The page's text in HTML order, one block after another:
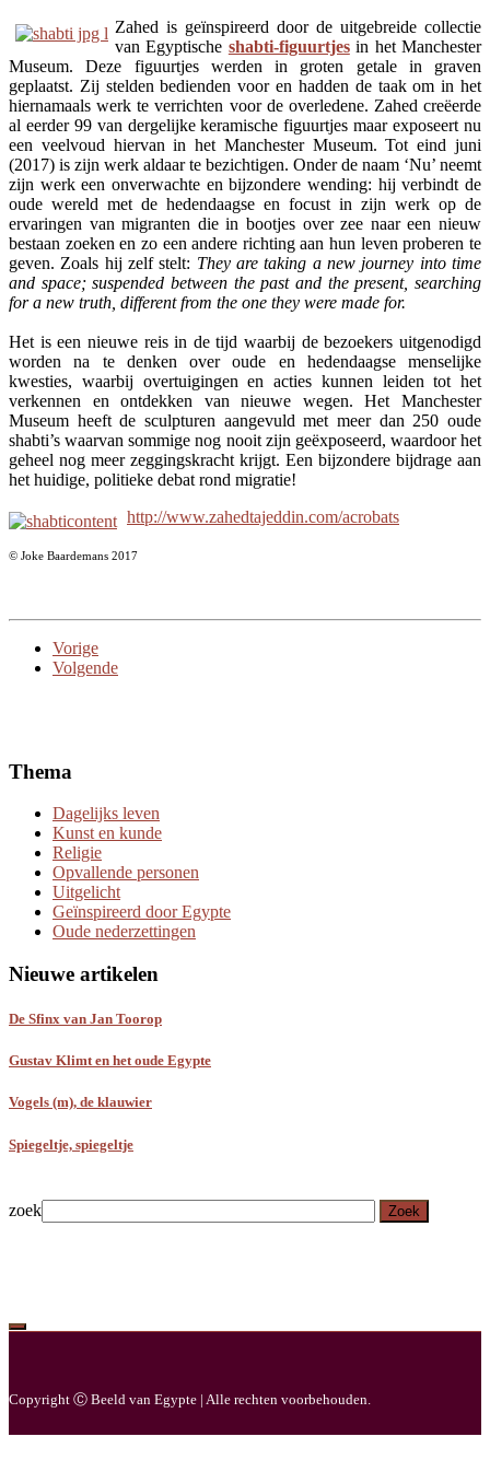
Zahed is geïnspireerd door de uitgebreide collectie
van Egyptische shabti-figuurtjesin het Manchester
Museum. Deze figuurtjes werden in groten getale in graven
geplaatst. Zij stelden bedienden voor en hadden de taak om in het
hiernamaals werk te verrichten voor de overledene. Zahed creëerde
al eerder 99 van dergelijke keramische figuurtjes maar exposeert nu
een veelvoud hiervan in het Manchester Museum. Tot eind juni
(2017) is zijn werk aldaar te bezichtigen. Onder de naam ‘Nu’ neemt
zijn werk een onverwachte en bijzondere wending: hij verbindt de
oude wereld met de hedendaagse en focust in zijn werk op de
ervaringen van migranten die in bootjes over zee naar een nieuw
bestaan zoeken en zo een andere richting aan hun leven proberen te
geven. Zoals hij zelf stelt: They are taking a new journey into time
and space; suspended between the past and the present, searching
for a new truth, different from the one they were made for.
Het is een nieuwe reis in de tijd waarbij de bezoekers uitgenodigd
worden na te denken over oude en hedendaagse menselijke
kwesties, waarbij overtuigingen en acties kunnen leiden tot het
verkennen en ontdekken van nieuwe wegen. Het Manchester
Museum heeft de sculpturen aangevuld met meer dan 250 oude
shabti’s waarvan sommige nog nooit zijn geëxposeerd, waardoor het
geheel nog meer zeggingskracht krijgt. Een bijzondere bijdrage aan
het huidige, politieke debat rond migratie!
http://www.zahedtajeddin.com/acrobats
© Joke Baardemans 2017
Vorige
Volgende
Thema
Dagelijks leven
Kunst en kunde
Religie
Opvallende personen
Uitgelicht
Geïnspireerd door Egypte
Oude nederzettingen
Nieuwe artikelen
De Sfinx van Jan Toorop
Gustav Klimt en het oude Egypte
Vogels (m), de klauwier
Spiegeltje, spiegeltje
zoek Zoek
Copyright Ⓒ Beeld van Egypte | Alle rechten voorbehouden.